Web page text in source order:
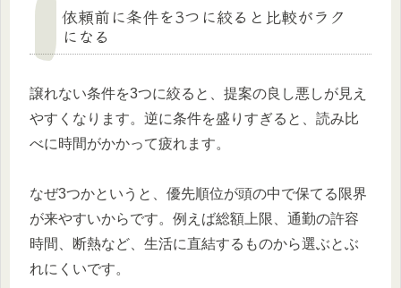
依頼前に条件を3つに絞ると比較がラク
になる
譲れない条件を3つに絞ると、提案の良し悪しが見え
やすくなります。逆に条件を盛りすぎると、読み比
べに時間がかかって疲れます。
なぜ3つかというと、優先順位が頭の中で保てる限界
が来やすいからです。例えば総額上限、通勤の許容
時間、断熱など、生活に直結するものから選ぶとぶ
れにくいです。